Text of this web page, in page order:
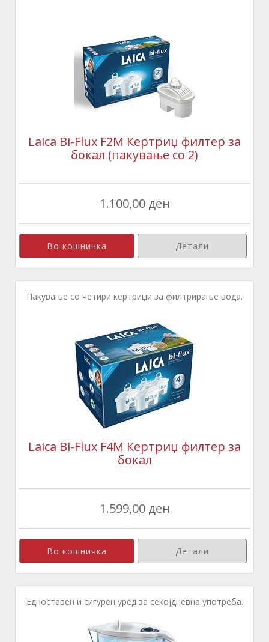
Laica Bi-Flux F2M Кертриџ филтер за
бокал (пакување со 2)
1.100,00 ден
Детали
Пакување со четири кертриџи за филтрирање вода.
Laica Bi-Flux F4M Кертриџ филтер за
бокал
1.599,00 ден
Детали
Едноставен и сигурен уред за секојдневна употреба.